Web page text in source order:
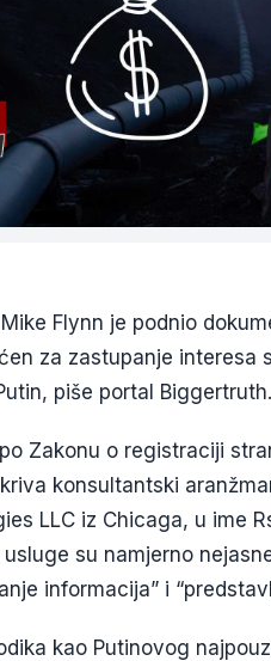
Flynn je podnio
za zastupanje interesa
piše portal Biggertruth.
Zakonu o registraciji
konsultantski
LLC iz Chicaga, u ime
su namjerno
informacija” i
kao Putinovog